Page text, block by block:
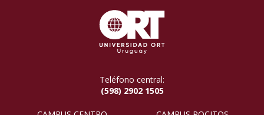
Teléfono central:
(598) 2902 1505